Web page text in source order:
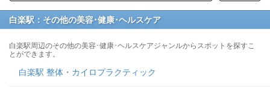
白楽駅：その他の美容･健康･ヘルスケア
白楽駅周辺のその他の美容･健康･ヘルスケアジャンルからスポットを探すこ
とができます。
白楽駅 整体・カイロプラクティック